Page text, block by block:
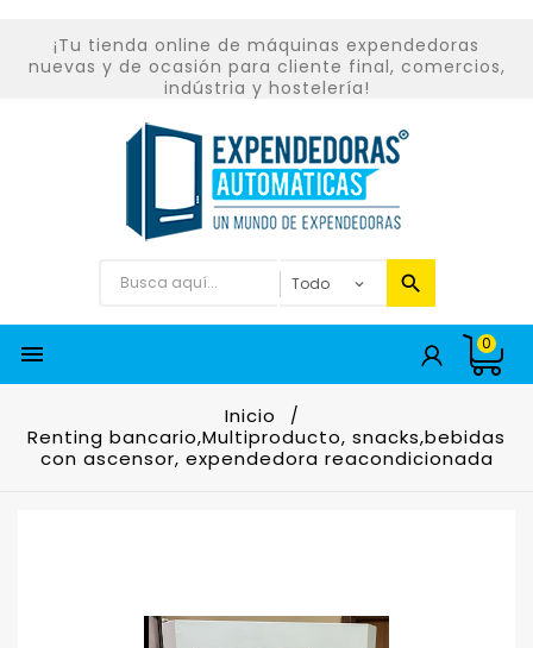
¡Tu tienda online de máquinas expendedoras
nuevas y de ocasión para cliente final, comercios,
indústria y hostelería!
 0
Inicio
Renting bancario,Multiproducto, snacks,bebidas
con ascensor, expendedora reacondicionada